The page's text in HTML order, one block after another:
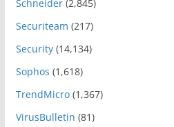
Schneider(2,845)
Securiteam (217)
Security(14,134)
Sophos (1,618)
TrendMicro(1,367)
VirusBulletin (81)